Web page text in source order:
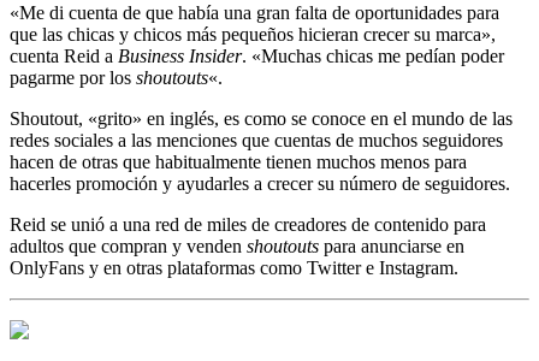
«Me di cuenta de que había una gran falta de oportunidades para
que las chicas y chicos más pequeños hicieran crecer su marca»,
cuenta Reid a Business Insider. «Muchas chicas me pedían poder
pagarme por los shoutouts«.
Shoutout, «grito» en inglés, es como se conoce en el mundo de las
redes sociales a las menciones que cuentas de muchos seguidores
hacen de otras que habitualmente tienen muchos menos para
hacerles promoción y ayudarles a crecer su número de seguidores.
Reid se unió a una red de miles de creadores de contenido para
adultos que compran y venden shoutouts para anunciarse en
OnlyFans y en otras plataformas como Twitter e Instagram.